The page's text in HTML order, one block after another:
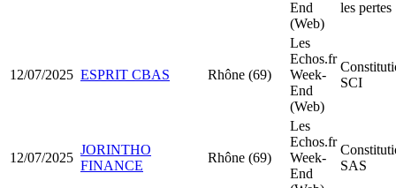
End
(Web)
les pertes
12/07/2025 ESPRIT CBAS Rhône (69)
Les
Echos.fr
Week-
End
(Web)
SCI
12/07/2025
JORINTHO
FINANCE
Rhône (69)
Les
Echos.fr
Week-
End
SAS